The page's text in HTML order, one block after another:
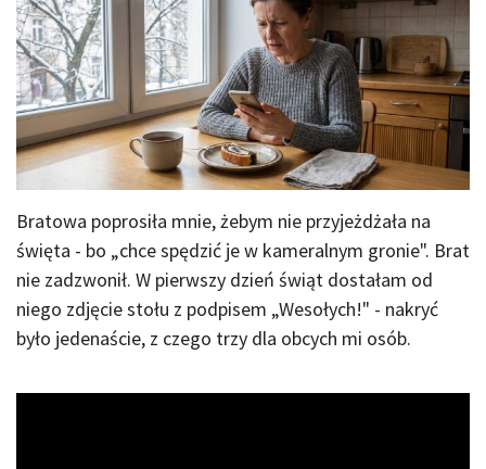
Bratowa poprosiła mnie, żebym nie przyjeżdżała na
święta - bo „chce spędzić je w kameralnym gronie". Brat
nie zadzwonił. W pierwszy dzień świąt dostałam od
niego zdjęcie stołu z podpisem „Wesołych!" - nakryć
było jedenaście, z czego trzy dla obcych mi osób.